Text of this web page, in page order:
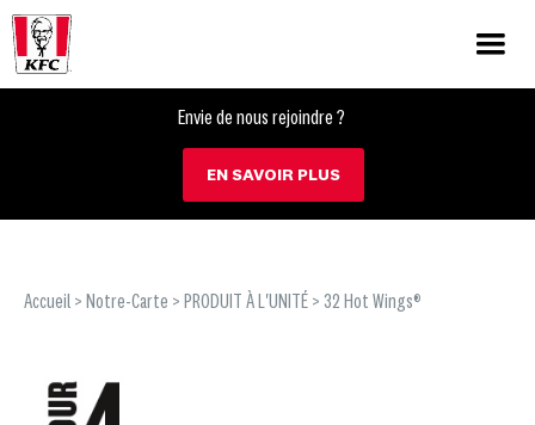
Envie de nous rejoindre ?
EN SAVOIR PLUS
Accueil > Notre-Carte > PRODUIT À L'UNITÉ > 32 Hot Wings®